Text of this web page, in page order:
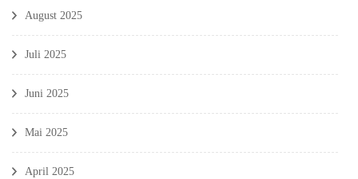
August 2025
Juli 2025
Juni 2025
Mai 2025
April 2025